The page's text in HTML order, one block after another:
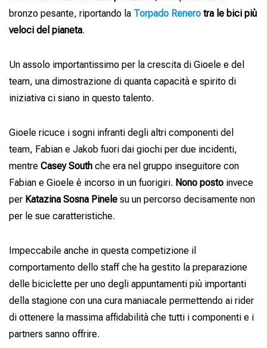
bronzo pesante, riportando la Torpado Renero tra le bici più
veloci del pianeta.
Un assolo importantissimo per la crescita di Gioele e del
team, una dimostrazione di quanta capacità e spirito di
iniziativa ci siano in questo talento.
Gioele ricuce i sogni infranti degli altri componenti del
team, Fabian e Jakob fuori dai giochi per due incidenti,
mentre Casey South che era nel gruppo inseguitore con
Fabian e Gioele è incorso in un fuorigiri. Nono posto invece
per Katazina Sosna Pinele su un percorso decisamente non
per le sue caratteristiche.
Impeccabile anche in questa competizione il
comportamento dello staff che ha gestito la preparazione
delle biciclette per uno degli appuntamenti più importanti
della stagione con una cura maniacale permettendo ai rider
di ottenere la massima affidabilità che tutti i componenti e i
partners sanno offrire.